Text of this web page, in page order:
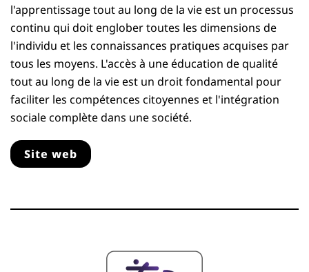
l'apprentissage tout au long de la vie est un processus
continu qui doit englober toutes les dimensions de
l'individu et les connaissances pratiques acquises par
tous les moyens. L'accès à une éducation de qualité
tout au long de la vie est un droit fondamental pour
faciliter les compétences citoyennes et l'intégration
sociale complète dans une société.
Site web